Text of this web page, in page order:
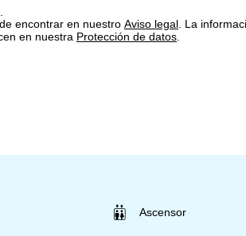
encontrar en nuestro Aviso legal. La
en nuestra Protección de datos.
Ascensor